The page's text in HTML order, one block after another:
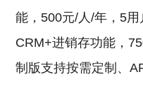
能，500元/人/年，5
CRM+进销存功能，
制版支持按需定制、